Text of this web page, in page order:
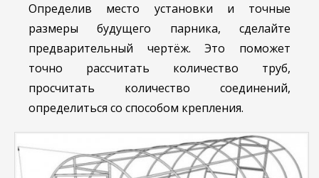
Определив место установки и точные
размеры будущего парника, сделайте
предварительный чертёж. Это поможет
точно рассчитать количество труб,
просчитать количество соединений,
определиться со способом крепления.